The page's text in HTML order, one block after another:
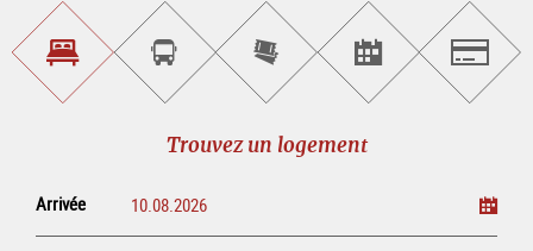
Trouvez
un
logement
Réservez
un
tour
Achetez
les
billets
ligne
Trouvez
des
manifestations
Trouvez un logement
Arrivée